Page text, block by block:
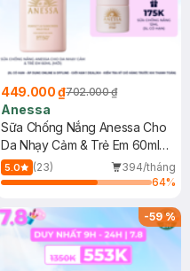
449.000 ₫702.000 ₫
Anessa
Sữa Chống Nắng Anessa Cho
Da Nhạy Cảm & Trẻ Em 60ml
(Mới)
5.0 (23)
394/tháng
64%
-59%